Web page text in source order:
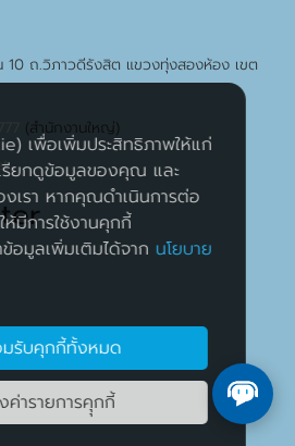
ถ.วิภาวดีรังสิต แขวงทุ่งสองห้อง เขต
(สำนักงานใหญ่)
เพื่อเพิ่มประสิทธิภาพให้แก่
รียกดูข้อมูลของคุณ และ
เรา หากคุณดำเนินการต่อ
มีการใช้งานคุกกี้
อมูลเพิ่มเติมได้จาก นโยบาย
รับคุกกี้ทั้งหมด
ค่ารายการคุุกกี้